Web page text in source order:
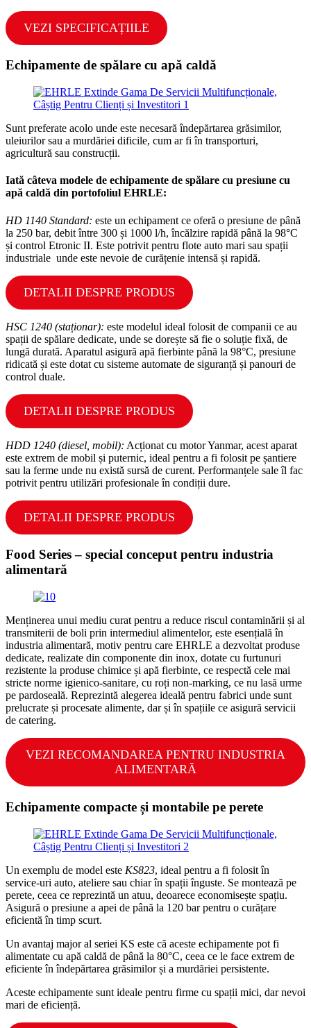
VEZI SPECIFICAȚIILE
Echipamente de spălare cu apă caldă
Sunt preferate acolo unde este necesară îndepărtarea grăsimilor,
uleiurilor sau a murdăriei dificile, cum ar fi în transporturi,
agricultură sau construcții.
Iată câteva modele de echipamente de spălare cu presiune cu
apă caldă din portofoliul EHRLE:
HD 1140 Standard: este un echipament ce oferă o presiune de până
la 250 bar, debit între 300 și 1000 l/h, încălzire rapidă până la 98°C
și control Etronic II. Este potrivit pentru flote auto mari sau spații
industriale unde este nevoie de curățenie intensă și rapidă.
DETALII DESPRE PRODUS
HSC 1240 (staționar): este modelul ideal folosit de companii ce au
spații de spălare dedicate, unde se dorește să fie o soluție fixă, de
lungă durată. Aparatul asigură apă fierbinte până la 98°C, presiune
ridicată și este dotat cu sisteme automate de siguranță și panouri de
control duale.
DETALII DESPRE PRODUS
HDD 1240 (diesel, mobil): Acționat cu motor Yanmar, acest aparat
este extrem de mobil și puternic, ideal pentru a fi folosit pe șantiere
sau la ferme unde nu există sursă de curent. Performanțele sale îl fac
potrivit pentru utilizări profesionale în condiții dure.
DETALII DESPRE PRODUS
Food Series – special conceput pentru industria
alimentară
Menținerea unui mediu curat pentru a reduce riscul contaminării și al
transmiterii de boli prin intermediul alimentelor, este esențială în
industria alimentară, motiv pentru care EHRLE a dezvoltat produse
dedicate, realizate din componente din inox, dotate cu furtunuri
rezistente la produse chimice și apă fierbinte, ce respectă cele mai
stricte norme igienico-sanitare, cu roți non-marking, ce nu lasă urme
pe pardoseală. Reprezintă alegerea ideală pentru fabrici unde sunt
prelucrate și procesate alimente, dar și în spațiile ce asigură servicii
de catering.
VEZI RECOMANDAREA PENTRU INDUSTRIA
ALIMENTARĂ
Echipamente compacte și montabile pe perete
Un exemplu de model este KS823, ideal pentru a fi folosit în
service-uri auto, ateliere sau chiar în spații înguste. Se montează pe
perete, ceea ce reprezintă un atuu, deoarece economisește spațiu.
Asigură o presiune a apei de până la 120 bar pentru o curățare
eficientă în timp scurt.
Un avantaj major al seriei KS este că aceste echipamente pot fi
alimentate cu apă caldă de până la 80°C, ceea ce le face extrem de
eficiente în îndepărtarea grăsimilor și a murdăriei persistente.
Aceste echipamente sunt ideale pentru firme cu spații mici, dar nevoi
mari de eficiență.